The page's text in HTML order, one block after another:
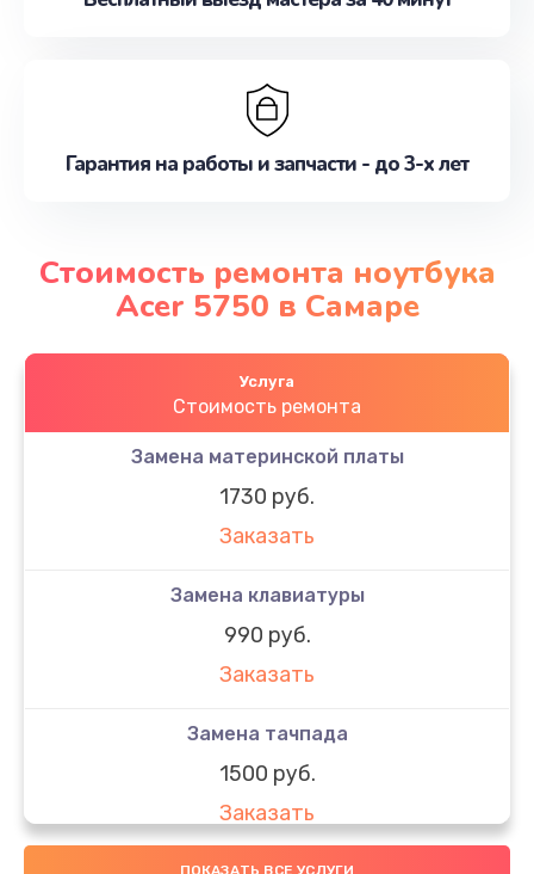
Гарантия на работы и запчасти - до 3-х лет
Стоимость ремонта ноутбука
Acer 5750 в Самаре
Услуга
Стоимость ремонта
Замена материнской платы
1730 руб.
Заказать
Замена клавиатуры
990 руб.
Заказать
Замена тачпада
1500 руб.
Заказать
ПОКАЗАТЬ ВСЕ УСЛУГИ